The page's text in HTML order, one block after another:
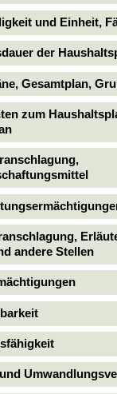
und Einheit,
der
Gesamtplan,
zum
andere Stellen